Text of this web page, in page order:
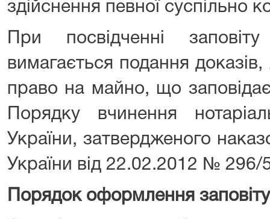
здійснення певної суспільно
При посвідченні
вимагається подання
право на майно, що
Порядку вчинення
України, затвердженого
України від 22.02.2012 № 296/
Порядок оформлення заповіту